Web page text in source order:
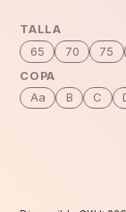
TALLA
65 70 75
COPA
Aa B C
coral